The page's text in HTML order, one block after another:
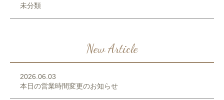
未分類
New Article
2026.06.03
本日の営業時間変更のお知らせ